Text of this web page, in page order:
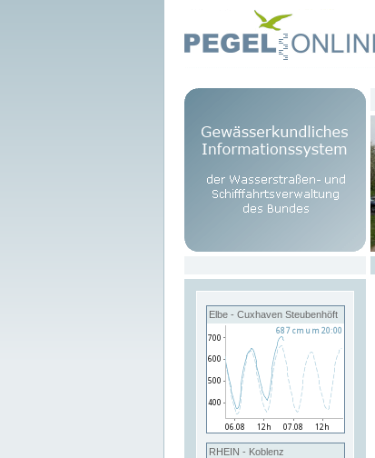
Elbe - Cuxhaven Steubenhöft
RHEIN - Koblenz